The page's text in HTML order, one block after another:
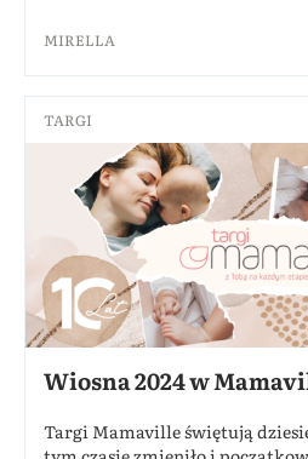
MIRELLA
TARGI
Wiosna 2024 w
Targi Mamaville świętują